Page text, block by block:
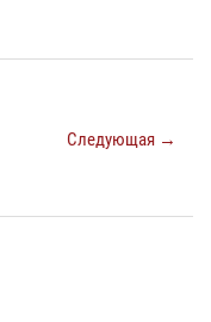
Следующая →